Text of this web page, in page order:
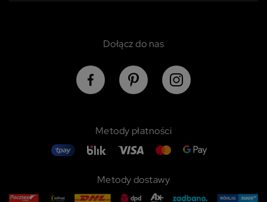
Dołącz do nas
Metody płatności
Metody dostawy